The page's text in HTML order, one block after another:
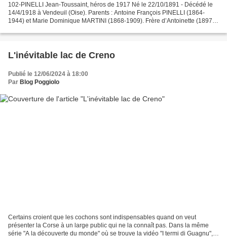
102-PINELLI Jean-Toussaint, héros de 1917 Né le 22/10/1891 - Décédé le
14/4/1918 à Vendeuil (Oise). Parents : Antoine François PINELLI (1864-
1944) et Marie Dominique MARTINI (1868-1909). Frère d’Antoinette (1897-
L'inévitable lac de Creno
Publié le 12/06/2024 à 18:00
Par Blog Poggiolo
Certains croient que les cochons sont indispensables quand on veut
présenter la Corse à un large public qui ne la connaît pas. Dans la même
série "A la découverte du monde" où se trouve la vidéo "I termi di Guagnu",